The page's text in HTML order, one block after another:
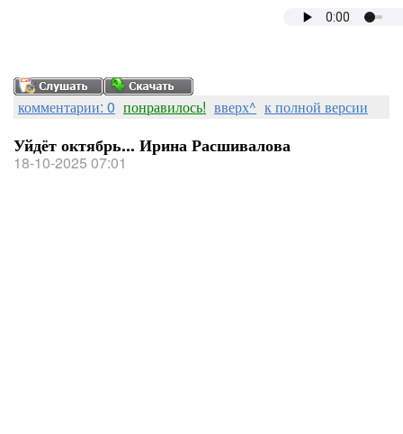
комментарии: 0 понравилось! вверх^ к полной версии
Уйдёт октябрь... Ирина Расшивалова
18-10-2025 07:01